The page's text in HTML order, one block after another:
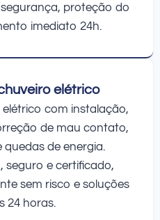
proteção do
imediato 24h.
elétrico
com instalação,
de mau contato,
de energia.
seguro e certificado,
sem risco e soluções
24 horas.